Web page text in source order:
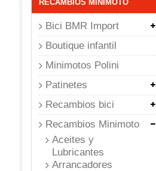
RECAMBIOS MINIMOTO
Bici BMR Import
Boutique infantil
Minimotos Polini
Patinetes
Recambios bici
Recambios Minimoto
Aceites y
Lubricantes
Arrancadores